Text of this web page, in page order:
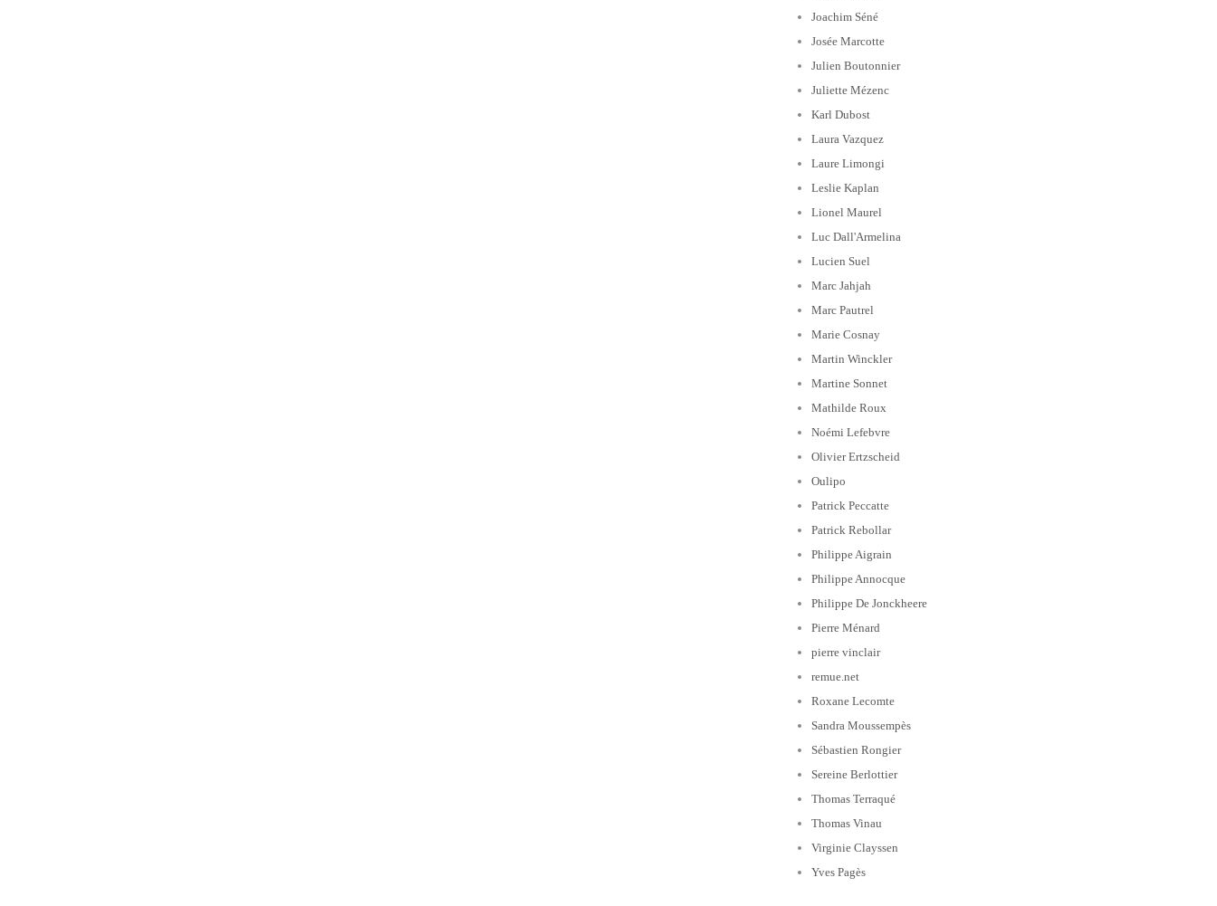
Joachim Séné
Josée Marcotte
Julien Boutonnier
Juliette Mézenc
Karl Dubost
Laura Vazquez
Laure Limongi
Leslie Kaplan
Lionel Maurel
Luc Dall'Armelina
Lucien Suel
Marc Jahjah
Marc Pautrel
Marie Cosnay
Martin Winckler
Martine Sonnet
Mathilde Roux
Noémi Lefebvre
Olivier Ertzscheid
Oulipo
Patrick Peccatte
Patrick Rebollar
Philippe Aigrain
Philippe Annocque
Philippe De Jonckheere
Pierre Ménard
pierre vinclair
remue.net
Roxane Lecomte
Sandra Moussempès
Sébastien Rongier
Sereine Berlottier
Thomas Terraqué
Thomas Vinau
Virginie Clayssen
Yves Pagès